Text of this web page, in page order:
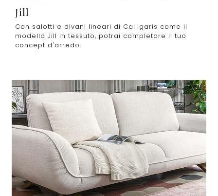
Jill
Con salotti e divani lineari di Calligaris come il
modello Jill in tessuto, potrai completare il tuo
concept d'arredo.